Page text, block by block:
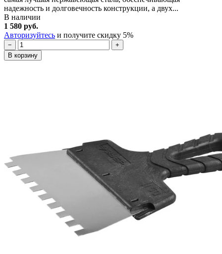
надежность и долговечность конструкции, а двух...
В наличии
1 580 руб.
Авторизуйтесь и получите скидку 5%
−
+
В корзину